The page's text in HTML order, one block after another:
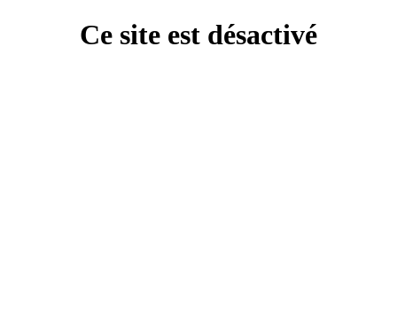
Ce site est désactivé